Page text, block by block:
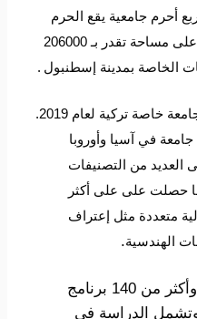
أحرم جامعية يقع الحرم
الرئيسي بمنطقة السلطان أيوب على مساحة تقدر بـ 206000
الخاصة بمدينة إسطنبول .
حصلت الجامعة على ترتيب رابع جامعة خاصة تركية لعام 2019.
كما دخلت في تصنيف افضل 140 جامعة في آسيا وأوروبا
العديد من التصنيفات
حصلت على على أكثر
متعددة مثل إعتراف
الهندسية.
تحتوي الجامعة على 7 كليات وأكثر من 140 برنامج
الدراسة في